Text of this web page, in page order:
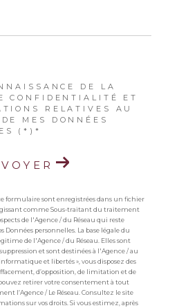
DE LA
CONFIDENTIALITÉ ET
RELATIVES AU
MES DONNÉES
(*)*
formulaire sont enregistrées dans un fichier
comme Sous-traitant du traitement
de l'Agence / du Réseau qui reste
Données personnelles. La base légale du
de l'Agence / du Réseau. Elles sont
et sont destinées à l'Agence / au
et libertés », vous disposez des
d’opposition, de limitation et de
retirer votre consentement à tout
l’Agence / Le Réseau. Consultez le site
sur vos droits. Si vous estimez, après